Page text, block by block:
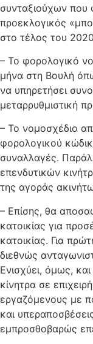
συνταξιούχων
προεκλογικός
στο τέλος του
– Το φορολογικό
μήνα στη Βουλή
να υπηρετήσει
μεταρρυθμιστική
– Το νομοσχέδιο
φορολογικού
συναλλαγές.
επενδυτικών
της αγοράς
– Επίσης, θα
κατοικίας για
κατοικίας. Για
διεθνώς
Ενισχύει, όμως, και
κίνητρα σε
εργαζόμενους με
και
εμπροσθοβαρώς